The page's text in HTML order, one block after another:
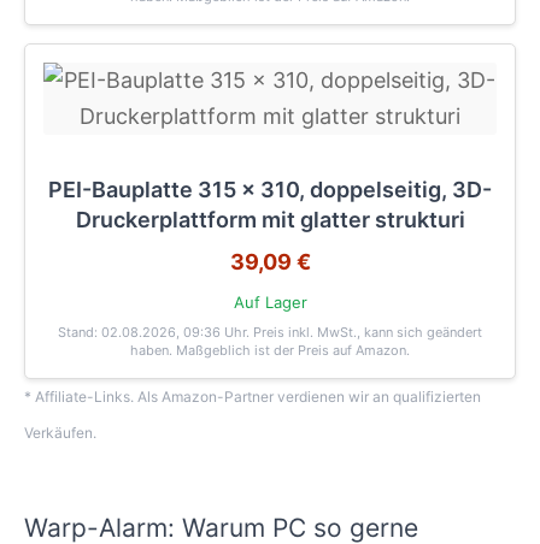
PEI-Bauplatte 315 x 310, doppelseitig, 3D-
Druckerplattform mit glatter strukturi
39,09 €
Auf Lager
Stand: 02.08.2026, 09:36 Uhr. Preis inkl. MwSt., kann sich geändert
haben. Maßgeblich ist der Preis auf Amazon.
* Affiliate-Links. Als Amazon-Partner verdienen wir an qualifizierten
Verkäufen.
Warp-Alarm: Warum PC so gerne